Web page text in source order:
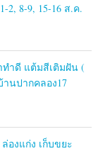
2, 8-9, 15-16 ส.ค.
ทำดี แต้มสีเติมฝัน (
นปากคลอง17
องแก่ง เก็บขยะ